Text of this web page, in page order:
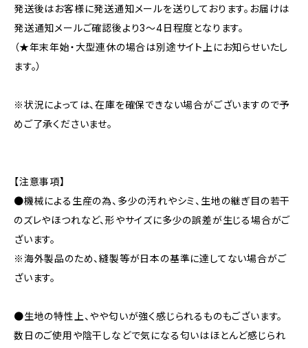
発送後はお客様に発送通知メールを送りしております。お届けは
発送通知メールご確認後より3〜4日程度となります。
（★年末年始・大型連休の場合は別途サイト上にお知らせいたし
ます。）
※状況によっては、在庫を確保できない場合がございますので予
めご了承くださいませ。
【注意事項】
●機械による生産の為、多少の汚れやシミ、生地の継ぎ目の若干
のズレやほつれなど、形やサイズに多少の誤差が生じる場合がご
ざいます。
※海外製品のため、縫製等が日本の基準に達してない場合がご
ざいます。
●生地の特性上、やや匂いが強く感じられるものもございます。
数日のご使用や陰干しなどで気になる匂いはほとんど感じられ